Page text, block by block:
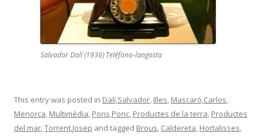
Salvador Dalí (1936) Teléfono-langosta
This entry was posted in Dalí,Salvador, Illes, Mascaró,Carlos,
Menorca, Multimèdia, Pons,Ponç, Productes de la terra, Productes
del mar,Torrent,Josep and tagged Brous, Caldereta, Hortalisses,